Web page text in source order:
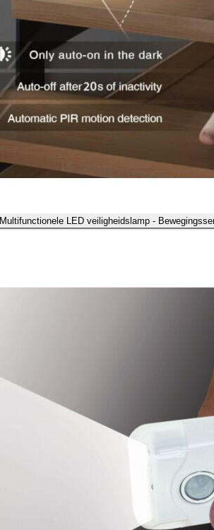
Multifunctionele LED veiligheidslamp -